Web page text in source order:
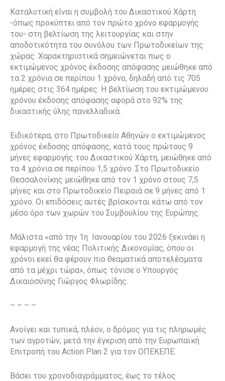
Καταλυτική είναι η συμβολή του Δικαστικού Χάρτη
-όπως προκύπτει από τον πρώτο χρόνο εφαρμογής
του- στη βελτίωση της λειτουργίας και στην
αποδοτικότητα του συνόλου των Πρωτοδικείων της
χώρας. Χαρακτηριστικά σημειώνεται πως ο
εκτιμώμενος χρόνος έκδοσης απόφασης μειώθηκε από
τα 2 χρόνια σε περίπου 1 χρόνο, δηλαδή από τις 705
ημέρες στις 364 ημέρες. Η βελτίωση του εκτιμώμενου
χρόνου έκδοσης απόφασης αφορά στο 92% της
δικαστικής ύλης πανελλαδικά.
Ειδικότερα, στο Πρωτοδικείο Αθηνών ο εκτιμώμενος
χρόνος έκδοσης απόφασης, κατά τους πρώτους 9
μήνες εφαρμογής του Δικαστικού Χάρτη, μειώθηκε από
τα 4 χρόνια σε περίπου 1,5 χρόνο. Στο Πρωτοδικείο
Θεσσαλονίκης μειώθηκε από τον 1 χρόνο στους 7,5
μήνες και στο Πρωτοδικείο Πειραιά σε 9 μήνες από 1
χρόνο. Οι επιδόσεις αυτές βρίσκονται κάτω από τον
μέσο όρο των χωρών του Συμβουλίου της Ευρώπης.
Μάλιστα «από την 1η Ιανουαρίου του 2026 ξεκινάει η
εφαρμογή της νέας Πολιτικής Δικονομίας, όπου οι
χρόνοι εκεί θα φέρουν πιο θεαματικά αποτελέσματα
από τα μέχρι τώρα», όπως τόνισε ο Υπουργός
Δικαιοσύνης Γιώργος Φλωρίδης.
– – – –
Ανοίγει και τυπικά, πλέον, ο δρόμος για τις πληρωμές
των αγροτών, μετά την έγκριση από την Ευρωπαϊκή
Επιτροπή του Action Plan 2 για τον ΟΠΕΚΕΠΕ.
Βάσει του χρονοδιαγράμματος, έως το τέλος